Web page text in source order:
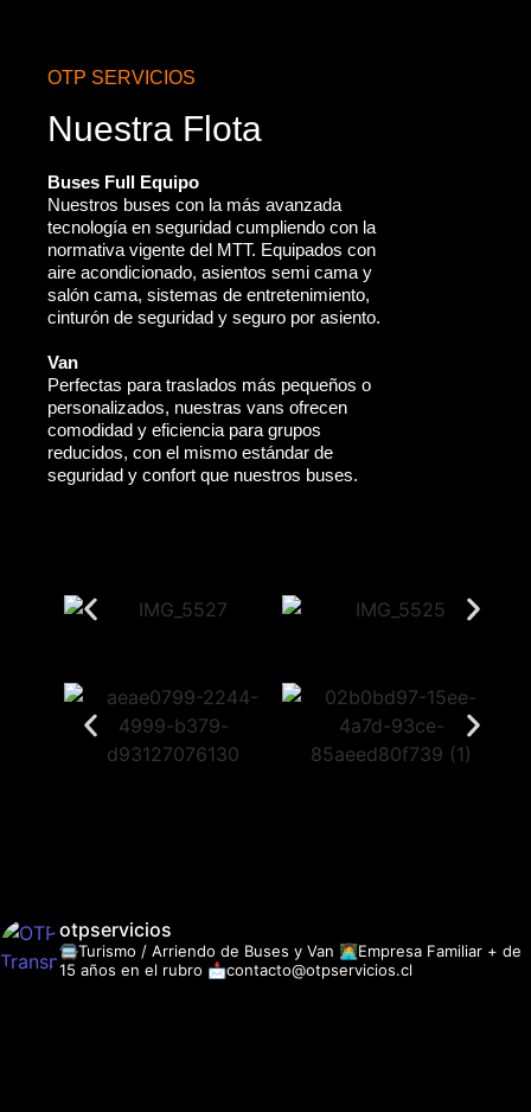
OTP SERVICIOS
Nuestra Flota
Buses Full Equipo
Nuestros buses con la más avanzada
tecnología en seguridad cumpliendo con la
normativa vigente del MTT. Equipados con
aire acondicionado, asientos semi cama y
salón cama, sistemas de entretenimiento,
cinturón de seguridad y seguro por asiento.
Van
Perfectas para traslados más pequeños o
personalizados, nuestras vans ofrecen
comodidad y eficiencia para grupos
reducidos, con el mismo estándar de
seguridad y confort que nuestros buses.
otpservicios
🚍Turismo / Arriendo de Buses y Van 👩‍💻Empresa Familiar + de
15 años en el rubro 📩contacto@otpservicios.cl